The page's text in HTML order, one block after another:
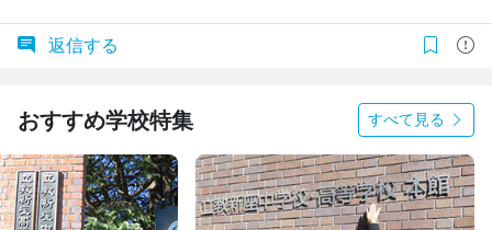
返信する
おすすめ学校特集 すべて見る